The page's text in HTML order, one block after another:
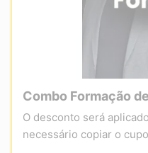
Combo Formação
O desconto será
necessário copiar o